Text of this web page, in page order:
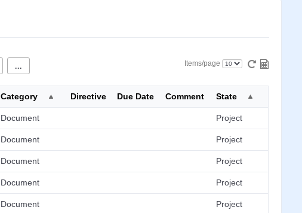
... Items/page
Category Directive Due Date Comment State
Document Project
Document Project
Document Project
Document Project
Document Project